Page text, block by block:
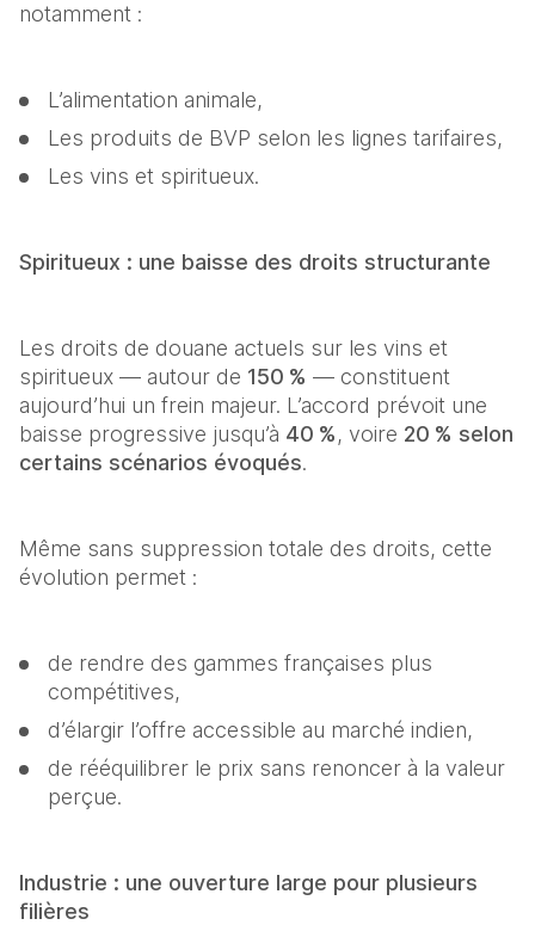
notamment :
L’alimentation animale,
Les produits de BVP selon les lignes tarifaires,
Les vins et spiritueux.
Spiritueux : une baisse des droits structurante
Les droits de douane actuels sur les vins et
spiritueux — autour de 150 % — constituent
aujourd’hui un frein majeur. L’accord prévoit une
baisse progressive jusqu’à 40 %, voire 20 % selon
certains scénarios évoqués.
Même sans suppression totale des droits, cette
évolution permet :
de rendre des gammes françaises plus
compétitives,
d’élargir l’offre accessible au marché indien,
de rééquilibrer le prix sans renoncer à la valeur
perçue.
Industrie : une ouverture large pour plusieurs
filières